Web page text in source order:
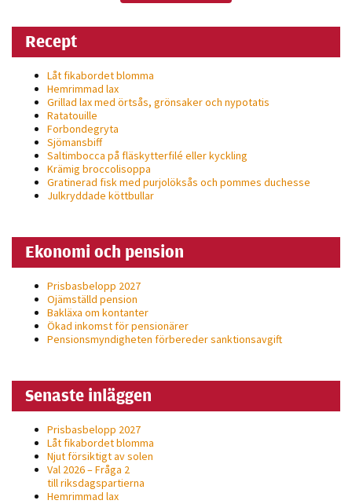
Recept
Låt fikabordet blomma
Hemrimmad lax
Grillad lax med örtsås, grönsaker och nypotatis
Ratatouille
Forbondegryta
Sjömansbiff
Saltimbocca på fläsk­ytterfilé eller kyckling
Krämig broccolisoppa
Gratinerad fisk med purjolöksås och pommes duchesse
Julkryddade köttbullar
Ekonomi och pension
Prisbasbelopp 2027
Ojämställd pension
Bakläxa om kontanter
Ökad inkomst för pensionärer
Pensionsmyndigheten förbereder sanktionsavgift
Senaste inläggen
Prisbasbelopp 2027
Låt fikabordet blomma
Njut försiktigt av solen
Val 2026 – Fråga 2
till riksdagspartierna
Hemrimmad lax